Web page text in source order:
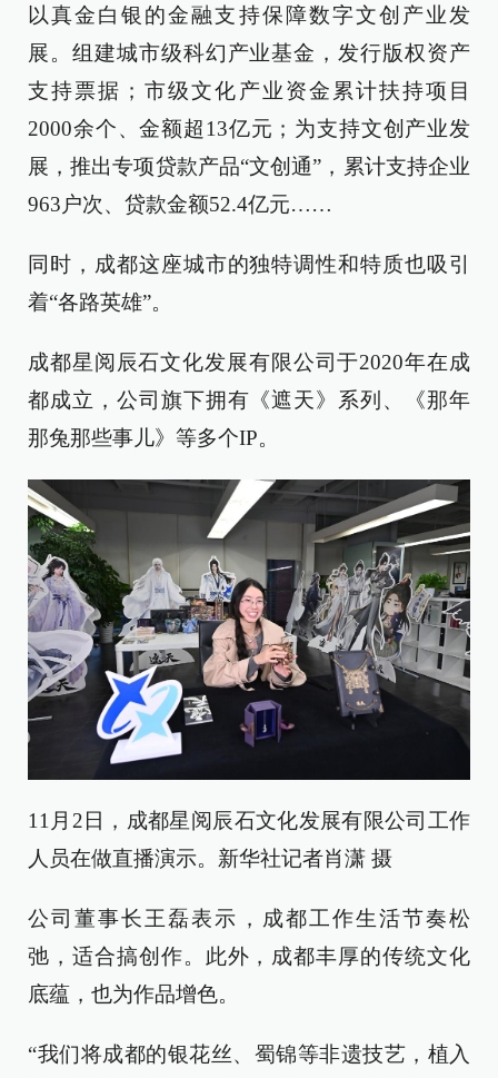
以真金白银的金融支持保障数字文创产业发
展。组建城市级科幻产业基金，发行版权资产
支持票据；市级文化产业资金累计扶持项目
2000余个、金额超13亿元；为支持文创产业发
展，推出专项贷款产品“文创通”，累计支持企业
963户次、贷款金额52.4亿元……
同时，成都这座城市的独特调性和特质也吸引
着“各路英雄”。
成都星阅辰石文化发展有限公司于2020年在成
都成立，公司旗下拥有《遮天》系列、《那年
那兔那些事儿》等多个IP。
11月2日，成都星阅辰石文化发展有限公司工作
人员在做直播演示。新华社记者肖潇 摄
公司董事长王磊表示，成都工作生活节奏松
弛，适合搞创作。此外，成都丰厚的传统文化
底蕴，也为作品增色。
“我们将成都的银花丝、蜀锦等非遗技艺，植入